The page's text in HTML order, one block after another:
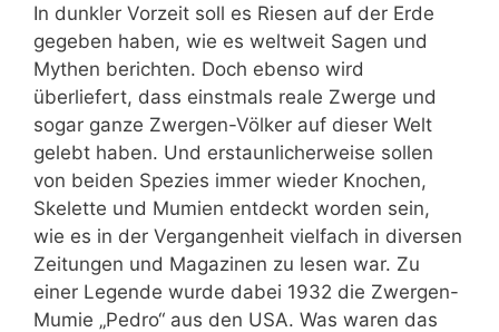
In dunkler Vorzeit soll es Riesen auf der Erde
gegeben haben, wie es weltweit Sagen und
Mythen berichten. Doch ebenso wird
überliefert, dass einstmals reale Zwerge und
sogar ganze Zwergen-Völker auf dieser Welt
gelebt haben. Und erstaunlicherweise sollen
von beiden Spezies immer wieder Knochen,
Skelette und Mumien entdeckt worden sein,
wie es in der Vergangenheit vielfach in diversen
Zeitungen und Magazinen zu lesen war. Zu
einer Legende wurde dabei 1932 die Zwergen-
Mumie „Pedro“ aus den USA. Was waren das